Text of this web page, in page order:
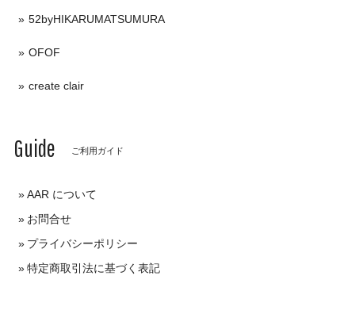
52byHIKARUMATSUMURA
OFOF
create clair
Guide ご利用ガイド
AAR について
お問合せ
プライバシーポリシー
特定商取引法に基づく表記